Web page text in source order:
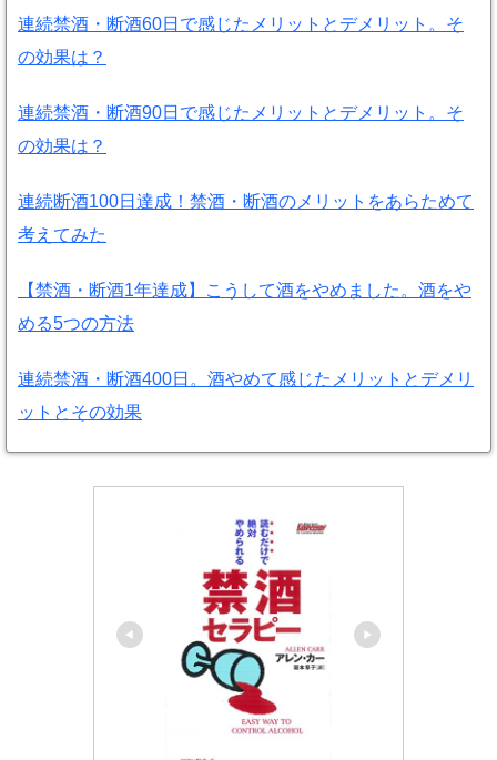
連続禁酒・断酒60日で感じたメリットとデメリット。そ
の効果は？
連続禁酒・断酒90日で感じたメリットとデメリット。そ
の効果は？
連続断酒100日達成！禁酒・断酒のメリットをあらためて
考えてみた
【禁酒・断酒1年達成】こうして酒をやめました。酒をや
める5つの方法
連続禁酒・断酒400日。酒やめて感じたメリットとデメリ
ットとその効果